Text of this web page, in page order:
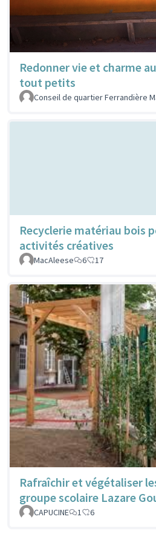
Redonner vie et charme
tout petits
Conseil de quartier Ferrandière
Recyclerie matériau bois
activités créatives
MacAleese 6 17
Rafraîchir et végétaliser
groupe scolaire Lazare
CAPUCINE 1 6